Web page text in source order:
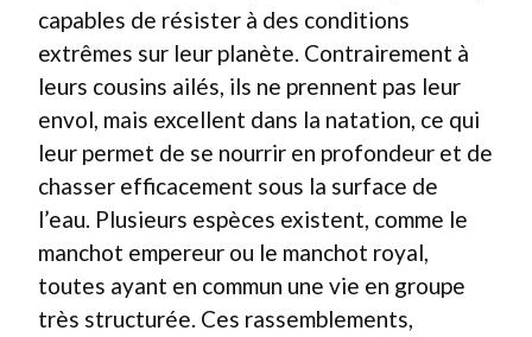
capables de résister à des conditions
extrêmes sur leur planète. Contrairement à
leurs cousins ailés, ils ne prennent pas leur
envol, mais excellent dans la natation, ce qui
leur permet de se nourrir en profondeur et de
chasser efficacement sous la surface de
l’eau. Plusieurs espèces existent, comme le
manchot empereur ou le manchot royal,
toutes ayant en commun une vie en groupe
très structurée. Ces rassemblements,